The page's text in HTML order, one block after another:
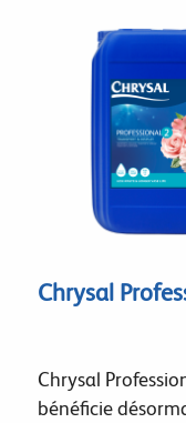
Chrysal
Chrysal
bénéficie